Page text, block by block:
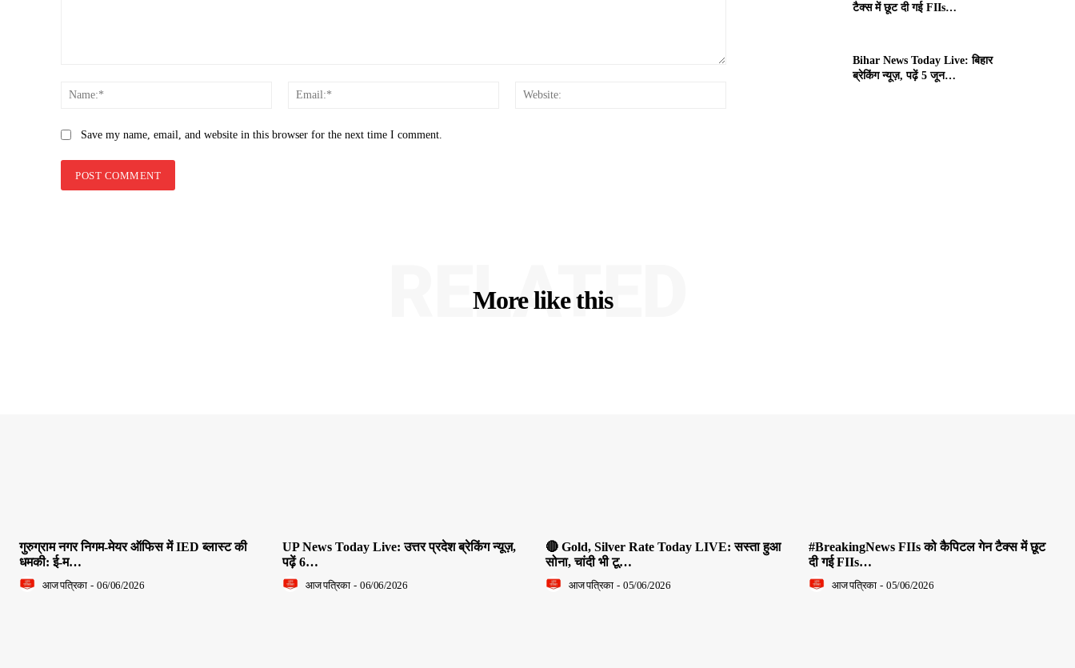
Name:*
Email:*
Save my name, email, and website in this browser for the next time I comment.
टैक्स में छूट दी गई FIIs…
Bihar News Today Live: बिहार
ब्रेकिंग न्यूज़, पढ़ें 5 जून…
More like this
RELATED
गुरुग्राम नगर निगम-मेयर ऑफिस में IED ब्लास्ट की
धमकी: ई-म…
आज पत्रिका - 06/06/2026
UP News Today Live: उत्तर प्रदेश ब्रेकिंग न्यूज़,
पढ़ें 6…
आज पत्रिका - 06/06/2026
🔴 Gold, Silver Rate Today LIVE: सस्ता हुआ
सोना, चांदी भी टू…
आज पत्रिका - 05/06/2026
#BreakingNews FIIs को कैपिटल गेन टैक्स में छूट
दी गई FIIs…
आज पत्रिका - 05/06/2026